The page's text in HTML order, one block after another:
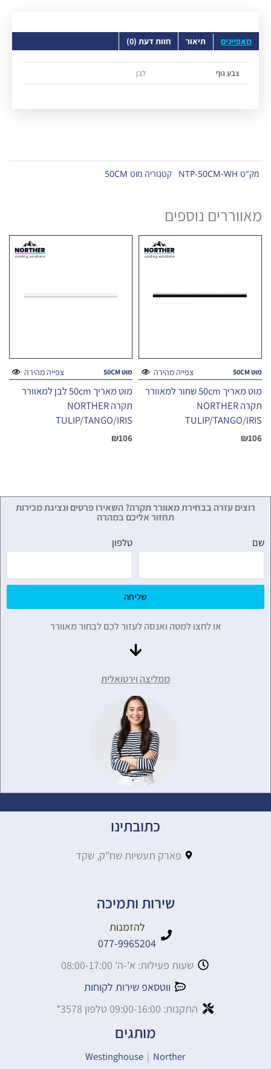
מאפיינים תיאור חוות דעת (0)
צבע גוף לבן
מק"ט NTP-50CM-WH קטגוריה מוט 50CM
מאווררים נוספים
צפייה מהירה מוט 50CM
מוט מאריך 50cm שחור למאוורר
תקרה NORTHER
TULIP/TANGO/IRIS
₪106
צפייה מהירה מוט 50CM
מוט מאריך 50cm לבן למאוורר
תקרה NORTHER
TULIP/TANGO/IRIS
₪106
רוצים עזרה בבחירת מאוורר תקרה? השאירו פרטים ונציגת מכירות
תחזור אליכם במהרה
שם טלפון
שליחה
או לחצו למטה ואנסה לעזור לכם לבחור מאוורר
ממליצה וירטואלית
כתובתינו
פארק תעשיות שח"ק, שקד
שירות ותמיכה
להזמנות
077-9965204
שעות פעילות: א'-ה' 08:00-17:00
ווטסאפ שירות לקוחות
התקנות: 09:00-16:00 טלפון 3578*
מותגים
Westinghouse | Norther